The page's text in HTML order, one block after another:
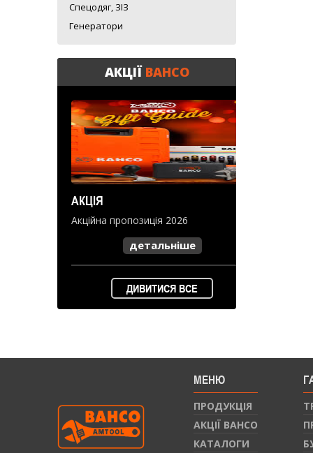
Спецодяг, ЗІЗ
Генератори
АКЦІЇBAHCO
АКЦІЯ
Акційна пропозиція 2026
детальніше
ДИВИТИСЯ ВСЕ
МЕНЮ
ПРОДУКЦIЯ
АКЦІЇ BAHCO
КАТАЛОГИ